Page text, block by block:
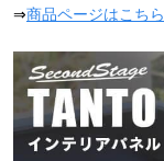
⇒商品ページはこちら